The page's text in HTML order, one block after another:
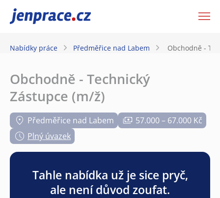
JenPráce.cz
Nabídky práce Předměřice nad Labem Obchodně -
Obchodně - Technický
Zástupce (m/ž)
Předměřice nad Labem
57.000 – 67.000 Kč
Plný úvazek
Tahle nabídka už je sice pryč,
ale není důvod zoufat.